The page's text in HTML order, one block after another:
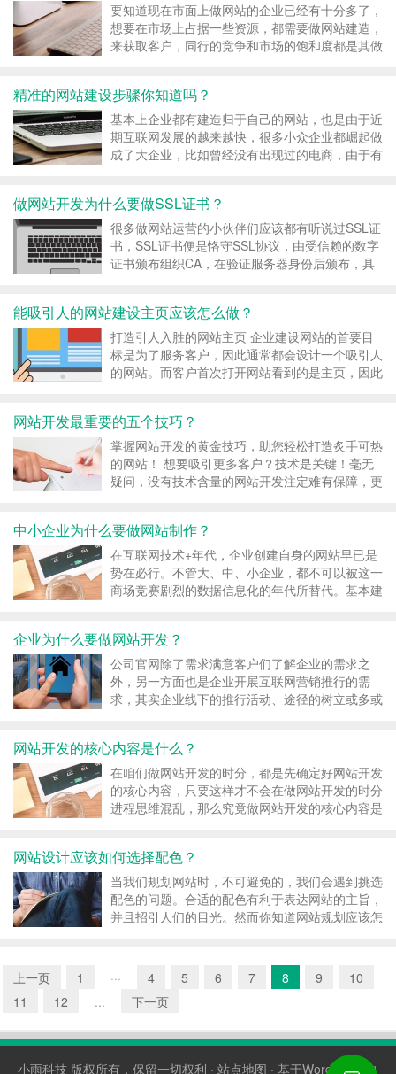
要知道现在市面上做网站的企业已经有十分多了，
想要在市场上占据一些资源，都需要做网站建造，
来获取客户，同行的竞争和市场的饱和度都是其做
在就让小编来说一下网站规划怎么才干特性化？
特性定制网站就是...
精准的网站建设步骤你知道吗？
基本上企业都有建造归于自己的网站，也是由于近
期互联网发展的越来越快，很多小众企业都崛起做
成了大企业，比如曾经没有出现过的电商，由于有
少呢？让小编给你分享一下。 1、网站精准定位
最先，要建立公...
做网站开发为什么要做SSL证书？
很多做网站运营的小伙伴们应该都有听说过SSL证
书，SSL证书便是恪守SSL协议，由受信赖的数字
证书颁布组织CA，在验证服务器身份后颁布，具
么要做SSL证书？今天小编就来给咱们讲解一下。
网站...
能吸引人的网站建设主页应该怎么做？
打造引人入胜的网站主页 企业建设网站的首要目
标是为了服务客户，因此通常都会设计一个吸引人
的网站。而客户首次打开网站看到的是主页，因此
规划架构设计 在搭建网站的合理布局之前，首先
要制定一个...
网站开发最重要的五个技巧？
掌握网站开发的黄金技巧，助您轻松打造炙手可热
的网站！ 想要吸引更多客户？技术是关键！毫无
疑问，没有技术含量的网站开发注定难有保障，更
刃有余！ 网站开发 1. 优化图片，提升页面加载速
度 尽管宽...
中小企业为什么要做网站制作？
在互联网技术+年代，企业创建自身的网站早已是
势在必行。不管大、中、小企业，都不可以被这一
商场竞赛剧烈的数据信息化的年代所替代。基本建
要做网站制造呢？ 一、扩展客源 让更多人知道公
司，了解产品是...
企业为什么要做网站开发？
公司官网除了需求满意客户们了解企业的需求之
外，另一方面也是企业开展互联网营销推行的需
求，其实企业线下的推行活动、途径的树立或多或
做更深度的了解知道，公司官网其实就能够弥补线
下营销推行中信息量匮...
网站开发的核心内容是什么？
在咱们做网站开发的时分，都是先确定好网站开发
的核心内容，只要这样才不会在做网站开发的时分
进程思维混乱，那么究竟做网站开发的核心内容是
系统软件认知才干的信息，如文字、相片、视頻、
音频等，一般...
网站设计应该如何选择配色？
当我们规划网站时，不可避免的，我们会遇到挑选
配色的问题。合适的配色有利于表达网站的主旨，
并且招引人们的目光。然而你知道网站规划应该怎
标明，假设您想开展市场出售，必须与我们的爱情
和兴趣爱好联络...
上一页 1 ··· 4 5 6 7 8 9
10
11
12 ... 下一页
小雨科技 版权所有，保留一切权利 · 站点地图 · 基于WordPress构